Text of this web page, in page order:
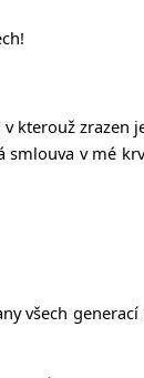
kterouž
smlouva v mé
všech